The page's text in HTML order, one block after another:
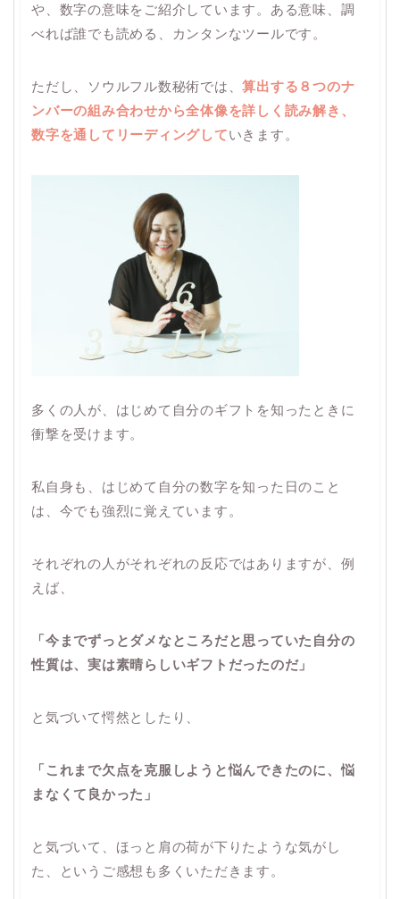
や、数字の意味をご紹介しています。ある意味、調
べれば誰でも読める、カンタンなツールです。
ただし、ソウルフル数秘術では、算出する８つのナ
ンバーの組み合わせから全体像を詳しく読み解き、
数字を通してリーディングしていきます。
多くの人が、はじめて自分のギフトを知ったときに
衝撃を受けます。
私自身も、はじめて自分の数字を知った日のこと
は、今でも強烈に覚えています。
それぞれの人がそれぞれの反応ではありますが、例
えば、
「今までずっとダメなところだと思っていた自分の
性質は、実は素晴らしいギフトだったのだ」
と気づいて愕然としたり、
「これまで欠点を克服しようと悩んできたのに、悩
まなくて良かった」
と気づいて、ほっと肩の荷が下りたような気がし
た、というご感想も多くいただきます。